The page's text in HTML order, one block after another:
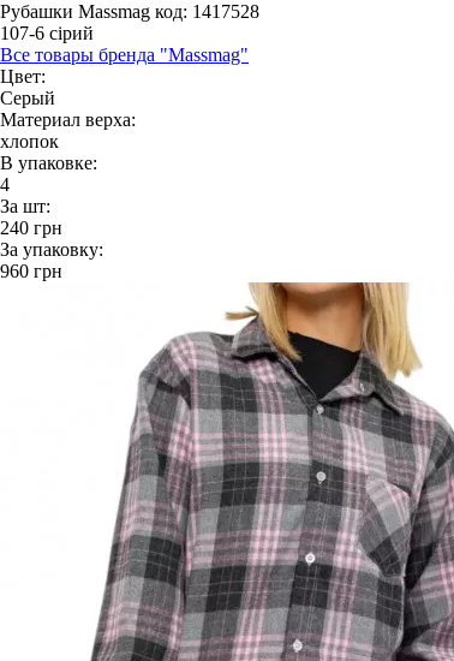
Рубашки Massmag код: 1417528
107-6 сірий
Все товары бренда "Massmag"
Цвет:
Серый
Материал верха:
хлопок
В упаковке:
4
За шт:
240 грн
За упаковку:
960 грн